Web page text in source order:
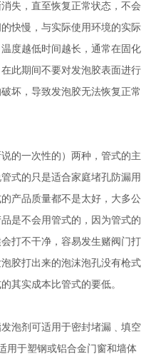
失，直至恢复正常状态，不会
快慢，与实际使用环境的实际
度越低时间越长，通常在固化
此期间不要对发泡胶表面进行
坏，导致发泡胶无法恢复正常
的一次性的）两种，管式的主
式的只是适合家庭堵孔防漏用
产品质量都不是太好，大多公
是不会用管式的，因为管式的
打不干净，容易发生赌阀门打
胶打出来的泡沫泡孔没有枪式
其实成本比管式的要低。
泡剂可适用于密封堵漏﹑填空
用于塑钢或铝合金门窗和墙体